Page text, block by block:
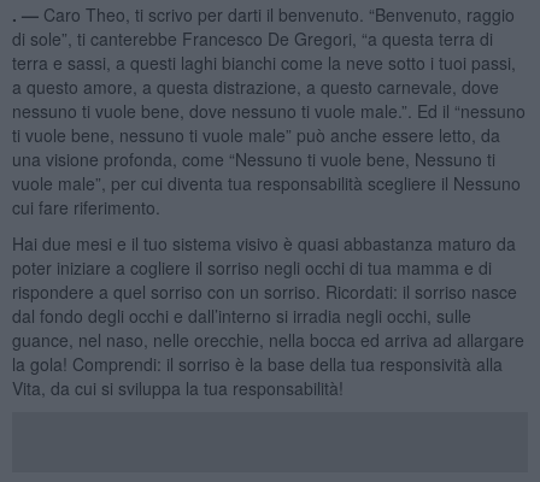
. — Caro Theo, ti scrivo per darti il benvenuto. “Benvenuto, raggio
di sole”, ti canterebbe Francesco De Gregori, “a questa terra di
terra e sassi, a questi laghi bianchi come la neve sotto i tuoi passi,
a questo amore, a questa distrazione, a questo carnevale, dove
nessuno ti vuole bene, dove nessuno ti vuole male.”. Ed il “nessuno
ti vuole bene, nessuno ti vuole male” può anche essere letto, da
una visione profonda, come “Nessuno ti vuole bene, Nessuno ti
vuole male”, per cui diventa tua responsabilità scegliere il Nessuno
cui fare riferimento.
Hai due mesi e il tuo sistema visivo è quasi abbastanza maturo da
poter iniziare a cogliere il sorriso negli occhi di tua mamma e di
rispondere a quel sorriso con un sorriso. Ricordati: il sorriso nasce
dal fondo degli occhi e dall’interno si irradia negli occhi, sulle
guance, nel naso, nelle orecchie, nella bocca ed arriva ad allargare
la gola! Comprendi: il sorriso è la base della tua responsività alla
Vita, da cui si sviluppa la tua responsabilità!